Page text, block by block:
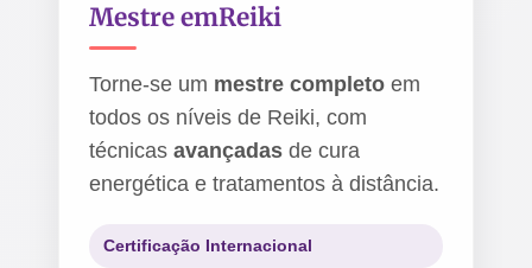
Mestre emReiki
Torne-se um mestre completo em
todos os níveis de Reiki, com
técnicas avançadas de cura
energética e tratamentos à distância.
Certificação Internacional